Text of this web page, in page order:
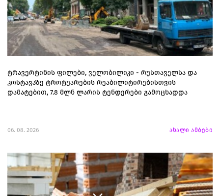
ტრავერტინის ფილები, ველობილიკი - რუსთაველსა და
კოსტავაზე ტროტუარების რეაბილიტირებისთვის
დამატებით, 7.8 მლნ ლარის ტენდერები გამოცხადდა
06. 08. 2026 ახალი ამბები